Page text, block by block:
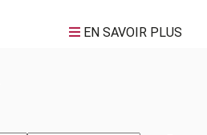
EN SAVOIR PLUS